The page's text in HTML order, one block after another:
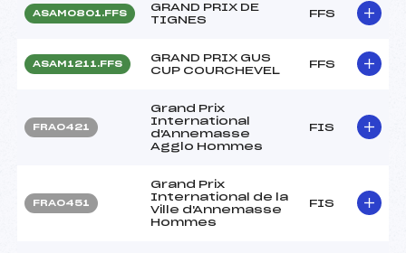
ASAM0801.FFS
GRAND PRIX DE
TIGNES
FFS
ASAM1211.FFS
GRAND PRIX GUS
CUP COURCHEVEL
FFS
FRA0421
Grand Prix
International
d'Annemasse
Agglo Hommes
FIS
FRA0451
Grand Prix
International de la
Ville d'Annemasse
Hommes
FIS